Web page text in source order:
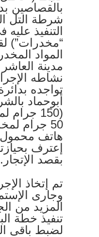
بالقصاصين
شرطة التل
التنفيذ
“مخدرات”)
المواد
مدينة
نشاطه
تواجده
أبوحماد
(150
50 جرام
هاتف محمول
إعترف
بقصد الإتجار.
تم إتخاذ
وجارى
المزيد من
تنفيذ خطة
لضبط باقى